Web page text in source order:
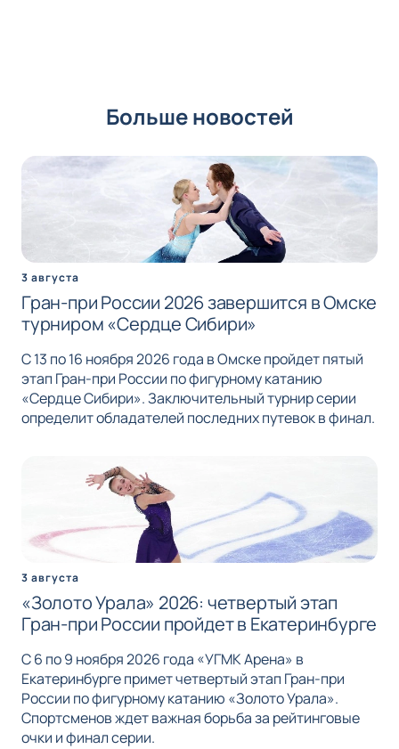
Больше новостей
3 августа
Гран-при России 2026 завершится в Омске
турниром «Сердце Сибири»
С 13 по 16 ноября 2026 года в Омске пройдет пятый
этап Гран-при России по фигурному катанию
«Сердце Сибири». Заключительный турнир серии
определит обладателей последних путевок в финал.
3 августа
«Золото Урала» 2026: четвертый этап
Гран-при России пройдет в Екатеринбурге
С 6 по 9 ноября 2026 года «УГМК Арена» в
Екатеринбурге примет четвертый этап Гран-при
России по фигурному катанию «Золото Урала».
Спортсменов ждет важная борьба за рейтинговые
очки и финал серии.